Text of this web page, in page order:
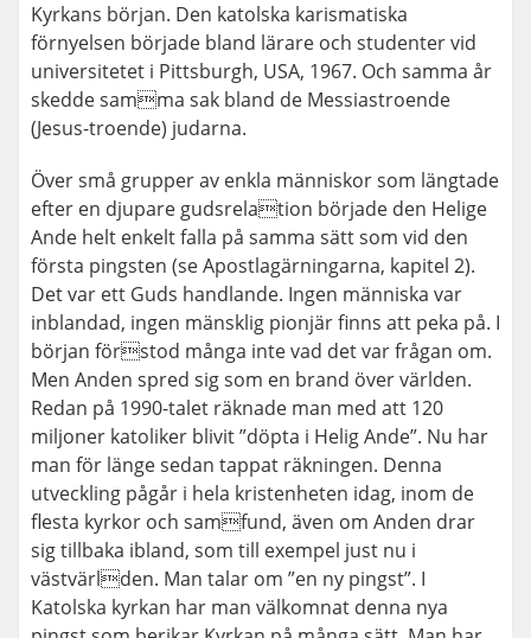
Kyrkans början. Den katolska karismatiska
förnyelsen började bland lärare och studenter vid
universitetet i Pittsburgh, USA, 1967. Och samma år
skedde samma sak bland de Messiastroende
(Jesus-troende) judarna.
Över små grupper av enkla människor som längtade
efter en djupare gudsrelation började den Helige
Ande helt enkelt falla på samma sätt som vid den
första pingsten (se Apostlagärningarna, kapitel 2).
Det var ett Guds handlande. Ingen människa var
inblandad, ingen mänsklig pionjär finns att peka på. I
början förstod många inte vad det var frågan om.
Men Anden spred sig som en brand över världen.
Redan på 1990-talet räknade man med att 120
miljoner katoliker blivit ”döpta i Helig Ande”. Nu har
man för länge sedan tappat räkningen. Denna
utveckling pågår i hela kristenheten idag, inom de
flesta kyrkor och samfund, även om Anden drar
sig tillbaka ibland, som till exempel just nu i
västvärlden. Man talar om ”en ny pingst”. I
Katolska kyrkan har man välkomnat denna nya